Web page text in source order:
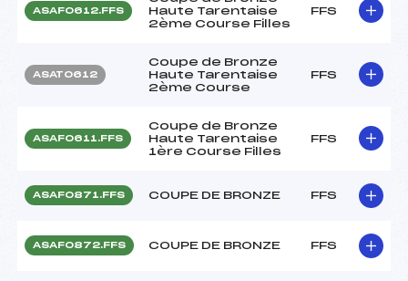
ASAF0612.FFS
Haute Tarentaise
2ème Course Filles
FFS
ASAT0612
Coupe de Bronze
Haute Tarentaise
2ème Course
FFS
ASAF0611.FFS
Coupe de Bronze
Haute Tarentaise
1ère Course Filles
FFS
ASAF0871.FFS COUPE DE BRONZE FFS
ASAF0872.FFS COUPE DE BRONZE FFS